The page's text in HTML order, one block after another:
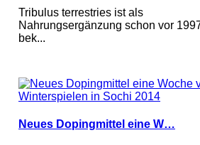
Tribulus terrestries ist als
Nahrungsergänzung schon vor
bek...
Neues Dopingmittel eine W…